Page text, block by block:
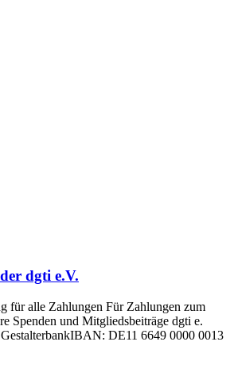
dgti e.V.
für alle Zahlungen Für Zahlungen zum
Spenden und Mitgliedsbeiträge dgti e.
DE11 6649 0000 0013